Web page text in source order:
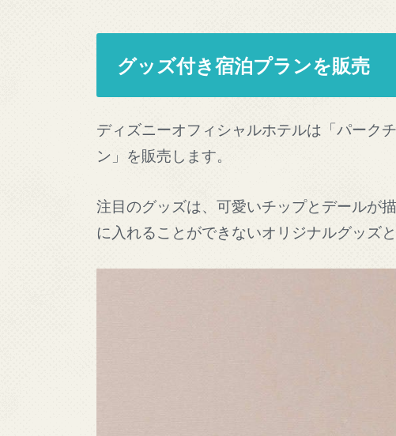
グッズ付き宿泊プランを販売
ディズニーオフィシャルホテルは「パーク
ン」を販売します。
注目のグッズは、可愛いチップとデールが
に入れることができないオリジナルグッズと